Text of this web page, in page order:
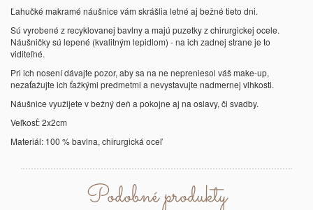
Ľahučké makramé náušnice vám skrášlia letné aj bežné tieto dni.
Sú vyrobené z recyklovanej bavlny a majú puzetky z chirurgickej ocele.
Náušničky sú lepené (kvalitným lepidlom) - na ich zadnej strane je to
viditeľné.
Pri ich nosení dávajte pozor, aby sa na ne nepreniesol váš make-up,
nezaťažujte ich ťažkými predmetmi a nevystavujte nadmernej vlhkosti.
Náušnice využijete v bežný deň a pokojne aj na oslavy, či svadby.
Veľkosť: 2x2cm
Materiál: 100 % bavlna, chirurgická oceľ
Podobné produkty